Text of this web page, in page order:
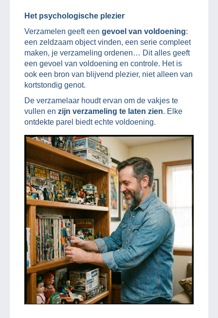
Het psychologische plezier
Verzamelen geeft een gevoel van voldoening:
een zeldzaam object vinden, een serie compleet
maken, je verzameling ordenen… Dit alles geeft
een gevoel van voldoening en controle. Het is
ook een bron van blijvend plezier, niet alleen van
kortstondig genot.
De verzamelaar houdt ervan om de vakjes te
vullen en zijn verzameling te laten zien. Elke
ontdekte parel biedt echte voldoening.